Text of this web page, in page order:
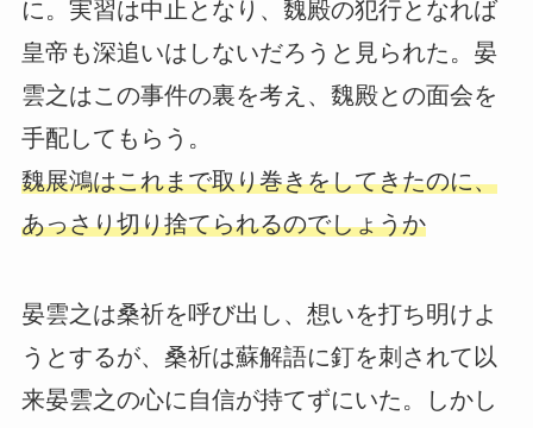
に。実習は中止となり、魏殿の犯行となれば
皇帝も深追いはしないだろうと見られた。晏
雲之はこの事件の裏を考え、魏殿との面会を
手配してもらう。
魏展鴻はこれまで取り巻きをしてきたのに、
あっさり切り捨てられるのでしょうか
晏雲之は桑祈を呼び出し、想いを打ち明けよ
うとするが、桑祈は蘇解語に釘を刺されて以
来晏雲之の心に自信が持てずにいた。しかし